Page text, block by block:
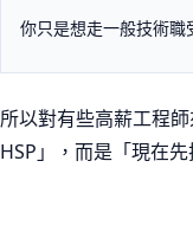
你只是想走一般技術職
所以對有些高薪工程
HSP」，而是「現在